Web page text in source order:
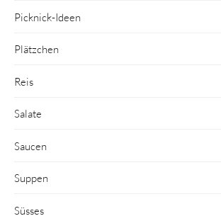
Picknick-Ideen
Plätzchen
Reis
Salate
Saucen
Suppen
Süsses